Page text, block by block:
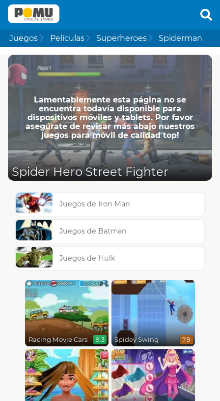
Juegos Películas Superheroes Spiderman
Lamentablemente esta página no se
encuentra todavía disponible para
dispositivos móviles y tablets. Por favor
asegúrate de revisar más abajo nuestros
juegos para móvil de calidad top!
Spider Hero Street Fighter
Juegos de Iron Man
Juegos de Batman
Juegos de Hulk
Racing Movie Cars 9.3 Spidey Swing 7.9